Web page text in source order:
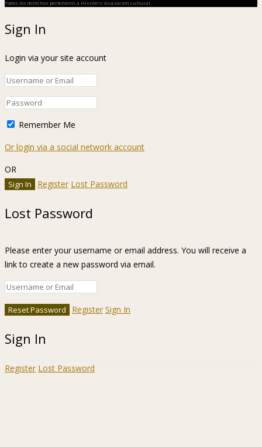
Todos los derechos pertenecen a Hislibris Asociación cultural
Sign In
Login via your site account
Remember Me
Or login via a social network account
OR
Register Lost Password
Lost Password
Please enter your username or email address. You will receive a
link to create a new password via email.
Register Sign In
Sign In
Register Lost Password